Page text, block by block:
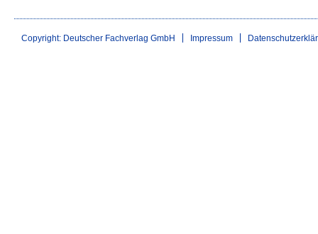
Copyright: Deutscher Fachverlag GmbH Impressum